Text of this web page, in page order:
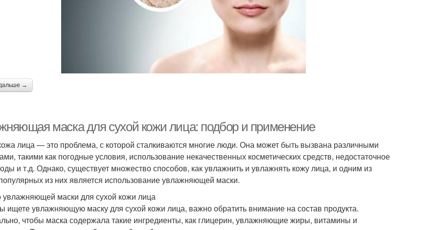
→
маска для сухой кожи лица: подбор и применение
лица — это проблема, с которой сталкиваются многие люди. Она может быть вызвана различными
такими как погодные условия, использование некачественных косметических средств, недостаточное
и т.д. Однако, существует множество способов, как увлажнить и увлажнять кожу лица, и одним из
из них является использование увлажняющей маски.
маски для сухой кожи лица
ищете увлажняющую маску для сухой кожи лица, важно обратить внимание на состав продукта.
чтобы маска содержала такие ингредиенты, как глицерин, увлажняющие жиры, витамины и